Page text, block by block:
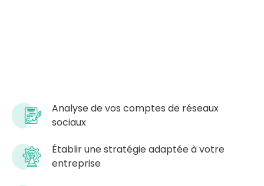
Analyse de vos comptes de réseaux
sociaux
Établir une stratégie adaptée à votre
entreprise​